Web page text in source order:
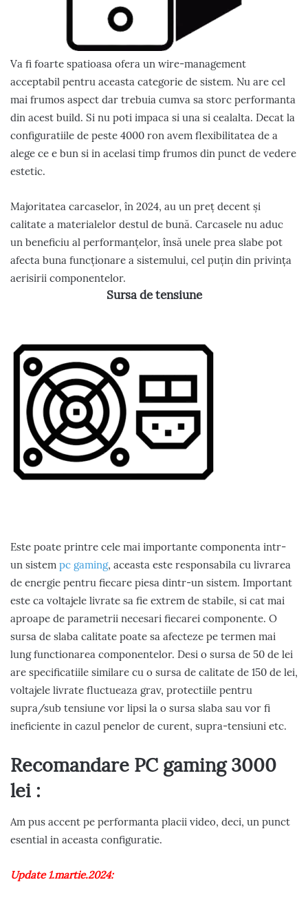
Va fi foarte spatioasa ofera un wire-management
acceptabil pentru aceasta categorie de sistem. Nu are cel
mai frumos aspect dar trebuia cumva sa storc performanta
din acest build. Si nu poti impaca si una si cealalta. Decat la
configuratiile de peste 4000 ron avem flexibilitatea de a
alege ce e bun si in acelasi timp frumos din punct de vedere
estetic.
Majoritatea carcaselor, în 2024, au un preț decent și
calitate a materialelor destul de bună. Carcasele nu aduc
un beneficiu al performanțelor, însă unele prea slabe pot
afecta buna funcționare a sistemului, cel puțin din privința
aerisirii componentelor.
Sursa de tensiune
Este poate printre cele mai importante componenta intr-
un sistem pc gaming, aceasta este responsabila cu livrarea
de energie pentru fiecare piesa dintr-un sistem. Important
este ca voltajele livrate sa fie extrem de stabile, si cat mai
aproape de parametrii necesari fiecarei componente. O
sursa de slaba calitate poate sa afecteze pe termen mai
lung functionarea componentelor. Desi o sursa de 50 de lei
are specificatiile similare cu o sursa de calitate de 150 de lei,
voltajele livrate fluctueaza grav, protectiile pentru
supra/sub tensiune vor lipsi la o sursa slaba sau vor fi
ineficiente in cazul penelor de curent, supra-tensiuni etc.
Recomandare PC gaming 3000
lei :
Am pus accent pe performanta placii video, deci, un punct
esential in aceasta configuratie.
Update 1.martie.2024: